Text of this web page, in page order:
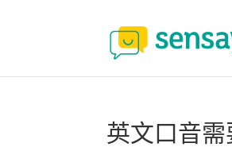
英文口音需